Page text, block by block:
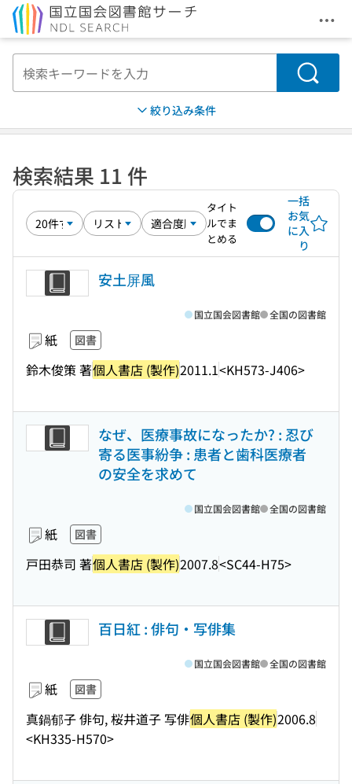
メ
検索
絞り込み条件
検索結果 11 件
タイト
ルでま
とめる
一括
お気
に入
り
安土屏風
紙 図書
鈴木俊策 著個人書店 (製作)2011.1<KH573-J406>
国立国会図書館 全国の図書館
なぜ、医療事故になったか? : 忍び
寄る医事紛争 : 患者と歯科医療者
の安全を求めて
紙 図書
戸田恭司 著個人書店 (製作)2007.8<SC44-H75>
国立国会図書館 全国の図書館
百日紅 : 俳句・写俳集
紙 図書
真鍋郁子 俳句, 桜井道子 写俳個人書店 (製作)2006.8
<KH335-H570>
国立国会図書館 全国の図書館